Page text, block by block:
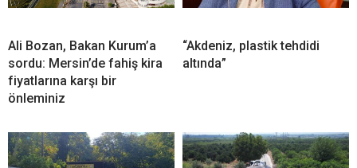
Ali Bozan, Bakan Kurum’a
sordu: Mersin’de fahiş kira
fiyatlarına karşı bir
önleminiz
“Akdeniz, plastik tehdidi
altında”